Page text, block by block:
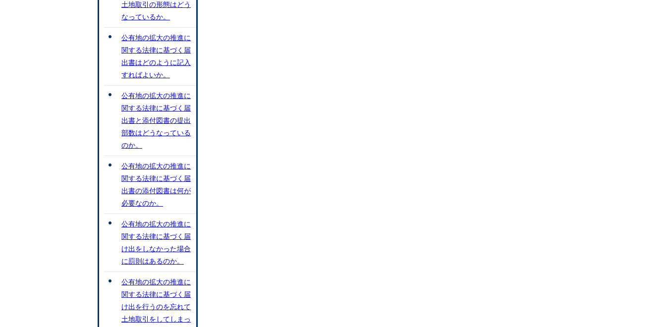
土地取引の形態はどう
なっているか。
公有地の拡大の推進に
関する法律に基づく届
出書はどのように記入
すればよいか。
公有地の拡大の推進に
関する法律に基づく届
出書と添付図書の提出
部数はどうなっている
のか。
公有地の拡大の推進に
関する法律に基づく届
出書の添付図書は何が
必要なのか。
公有地の拡大の推進に
関する法律に基づく届
け出をしなかった場合
に罰則はあるのか。
公有地の拡大の推進に
関する法律に基づく届
け出を行うのを忘れて
土地取引をしてしまっ